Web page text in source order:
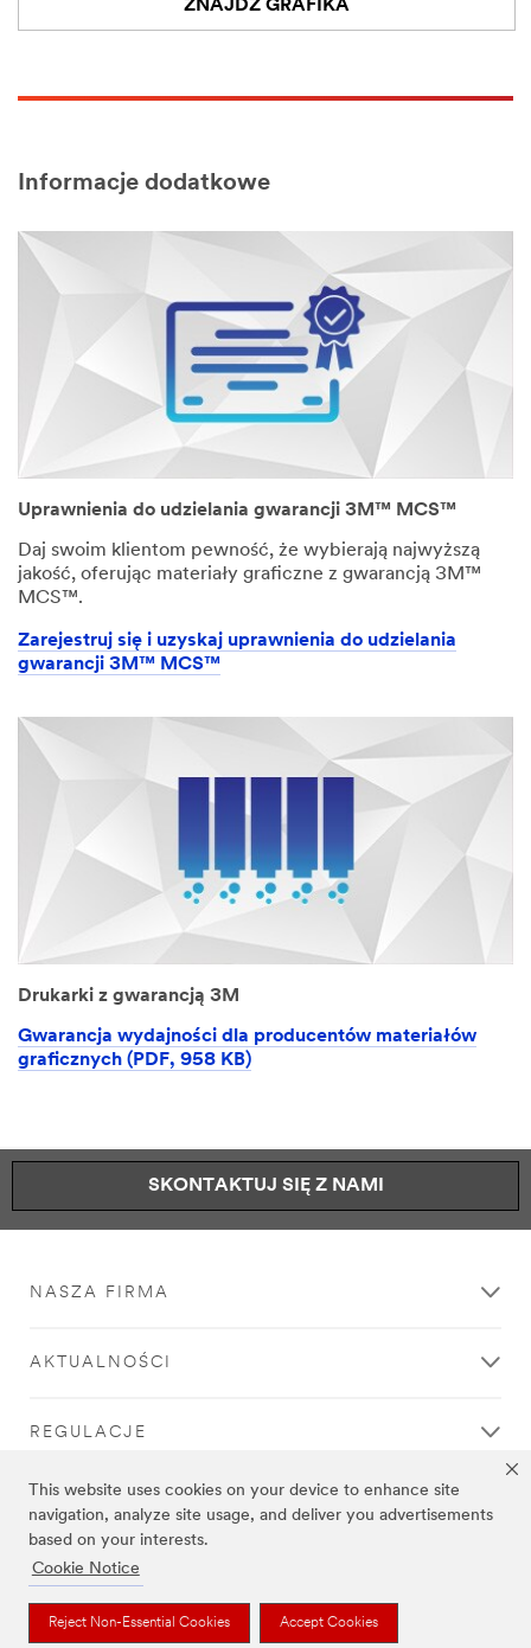
This website uses cookies on your device to enhance site
navigation, analyze site usage, and deliver you advertisements
based on your interests.
Cookie Notice
Reject Non-Essential Cookies Accept Cookies
ZNAJDŹ GRAFIKA
Informacje dodatkowe
Uprawnienia do udzielania gwarancji 3M™ MCS™
Daj swoim klientom pewność, że wybierają najwyższą
jakość, oferując materiały graficzne z gwarancją 3M™
MCS™.
Zarejestruj się i uzyskaj uprawnienia do udzielania
gwarancji 3M™ MCS™
Drukarki z gwarancją 3M
Gwarancja wydajności dla producentów materiałów
graficznych (PDF, 958 KB)
SKONTAKTUJ SIĘ Z NAMI
NASZA FIRMA
AKTUALNOŚCI
REGULACJE
Polityka prywatności